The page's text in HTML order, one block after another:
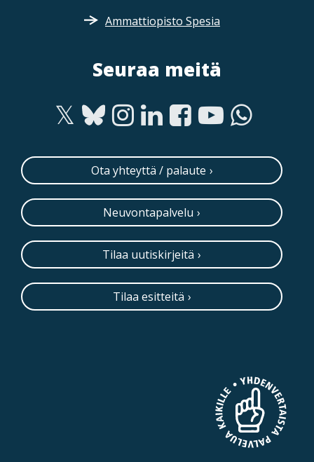
Ammattiopisto Spesia
Seuraa meitä
Ota yhteyttä / palaute
Neuvontapalvelu
Tilaa uutiskirjeitä
Tilaa esitteitä